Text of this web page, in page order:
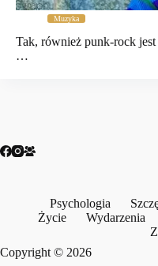
Muzyka
Tak, również punk-rock
…
Psychologia
Życie
Wydarzenia
Copyright © 2026